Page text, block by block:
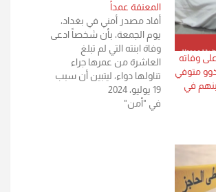
يومًا على وفاته
متوفي
في
المعنفة عمداً
أفاد مصدر أمني في بغداد،
يوم الجمعة، بأن شخصاً ادعى
وفاة ابنته التي لم تبلغ
العاشرة من عمرها جراء
تناولها دواء، ليتبين أن سبب
الوفاة هو "تعنيف حتى
الموت".وقال المصدر ، إن
19 يوليو، 2024
في "أمن"